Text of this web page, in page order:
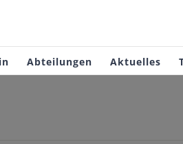
Abteilungen Aktuelles